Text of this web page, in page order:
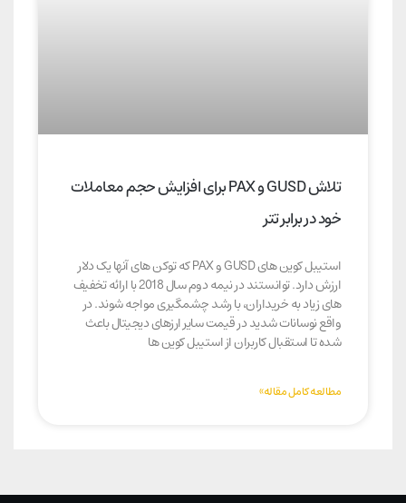
تلاش GUSD و PAX برای افزایش حجم معاملات
خود در برابر تتر
استیبل کوین های GUSD و PAX که توکن‌ های آنها یک دلار
ارزش دارد. توانستند در نیمه دوم سال 2018 با ارائه تخفیف‌
های زیاد به خریداران، با رشد چشمگیری مواجه شوند. در
واقع نوسانات شدید در قیمت سایر ارزهای دیجیتال باعث
شده تا استقبال کاربران از استیبل کوین ها
مطالعه کامل مقاله»